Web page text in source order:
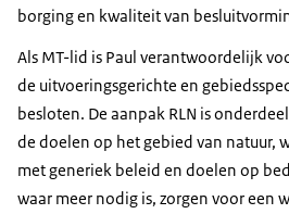
borging en kwaliteit van
Als MT-lid is Paul verantwoordelijk
de uitvoeringsgerichte en
besloten. De aanpak RLN is
de doelen op het gebied van natuur,
met generiek beleid en doelen op
waar meer nodig is, zorgen voor een